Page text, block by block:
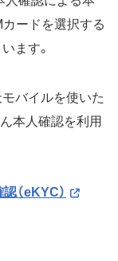
カードを選択する
ます。
バイルを使いた
本人確認を利用
（eKYC）